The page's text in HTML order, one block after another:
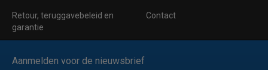
Retour, teruggavebeleid en
garantie
Contact
Aanmelden voor de nieuwsbrief